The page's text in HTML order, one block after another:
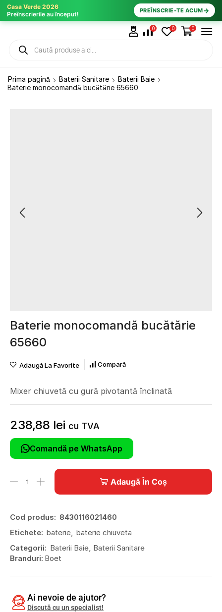
Casa Verde 2026
Preînscrierile au început!
PREÎNSCRIE-TE ACUM→
0 0 0
Prima pagină Baterii Sanitare
Baterii Baie
Baterie monocomandă bucătărie 65660
Baterie monocomandă bucătărie
65660
Adaugă La Favorite Compară
Mixer chiuvetă cu gură pivotantă înclinată
238,88 lei cu TVA
Comandă pe WhatsApp
Adaugă În Coș
Cod produs: 8430116021460
Etichete: baterie baterie chiuveta
Categorii: Baterii Baie Baterii Sanitare
Branduri: Boet
Ai nevoie de ajutor?
Discută cu un specialist!